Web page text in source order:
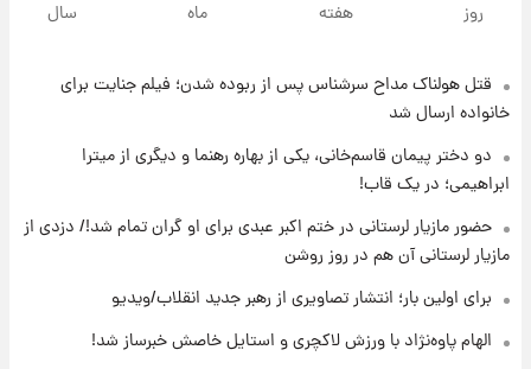
۱۹ ساعت پیش
لیونل مسی عزادار شد! + جزئیات
۲۳ ساعت پیش
لحظه برخورد رعد و برق به ساختمان مرکز تجارت
جهانی در آمریکا + فیلم
روز هفته ماه سال
قتل هولناک مداح سرشناس پس از ربوده شدن؛ فیلم جنایت برای
خانواده ارسال شد
دو دختر پیمان قاسم‌خانی، یکی از بهاره رهنما و دیگری از میترا
ابراهیمی؛ در یک قاب!
حضور مازیار لرستانی در ختم اکبر عبدی برای او گران تمام شد!/ دزدی از
مازیار لرستانی آن هم در روز روشن
برای اولین بار؛ انتشار تصاویری از رهبر جدید انقلاب/ویدیو
الهام پاوه‌نژاد با ورزش لاکچری و استایل خاصش خبرساز شد!